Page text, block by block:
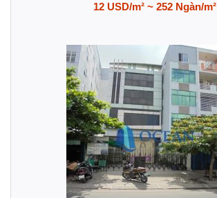
12 USD/m² ~ 252 Ngàn/m²